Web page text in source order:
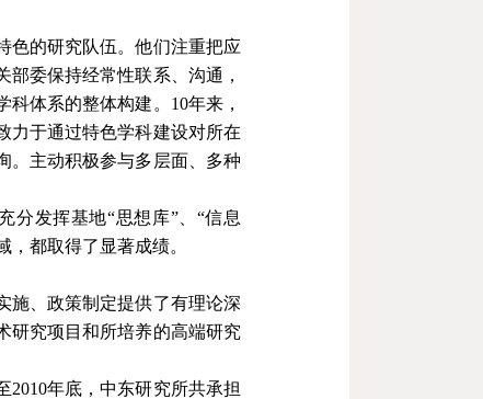
色的研究队伍。他们注重把应
委保持经常性联系、沟通，
体系的整体构建。 10年来，
力于通过特色学科建设对所在
。主动积极参与多层面、多种
分发挥基地“思想库”、“信息
都取得了显著成绩。
施、政策制定提供了有理论深
研究项目和所培养的高端研究
2010年底，中东研究所共承担